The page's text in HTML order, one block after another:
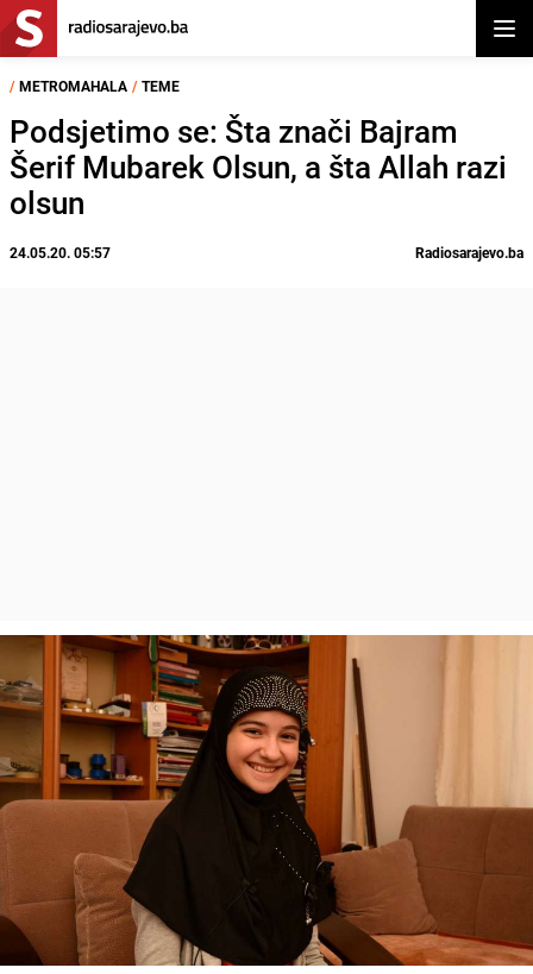
/ METROMAHALA / TEME
Podsjetimo se: Šta znači Bajram
Šerif Mubarek Olsun, a šta Allah razi
olsun
24.05.20. 05:57 Radiosarajevo.ba